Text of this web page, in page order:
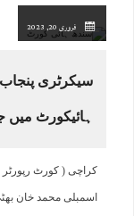
فروری 20, 2023
سیکرٹری
ہائیکورٹ میں
کراچی ( کورٹ
اسمبلی محمد خان